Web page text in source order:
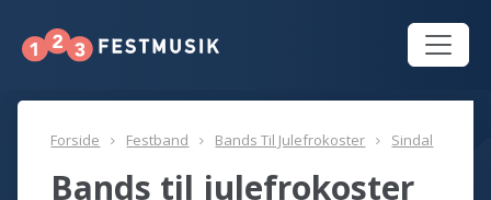
Forside Festband Bands Til Julefrokoster Sindal
Bands til julefrokoster